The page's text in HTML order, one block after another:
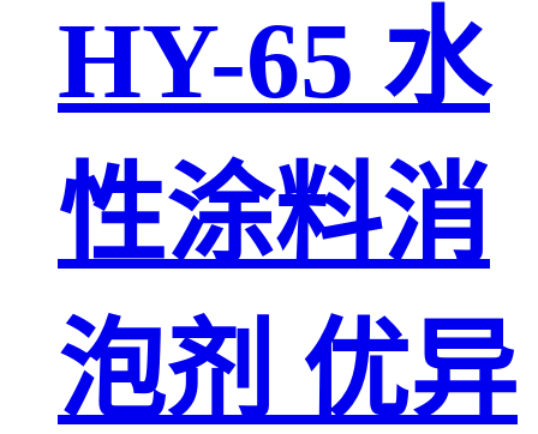
HY-65 水
性涂料消
泡剂 优异